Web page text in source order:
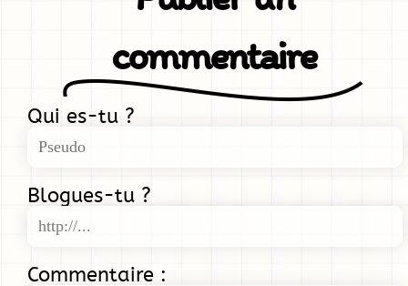
commentaire
Qui es-tu ?
Blogues-tu ?
Commentaire :